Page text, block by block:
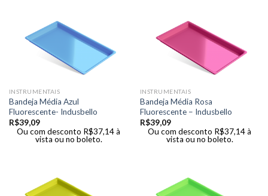
INSTRUMENTAIS
Bandeja Média Azul
Fluorescente- Indusbello
R$39,09
Ou com desconto R$37,14à
vista ou no boleto.
INSTRUMENTAIS
Bandeja Média Rosa
Fluorescente – Indusbello
R$39,09
Ou com desconto R$37,14à
vista ou no boleto.